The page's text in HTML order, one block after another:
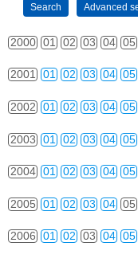
2000 01 02 03 04 05
2001 01 02 03 04 05
2002 01 02 03 04 05
2003 01 02 03 04 05
2004 01 02 03 04 05
2005 01 02 03 04 05
2006 01 02 03 04 05